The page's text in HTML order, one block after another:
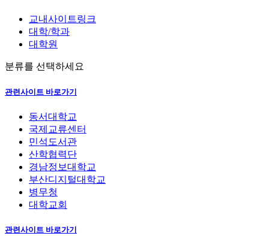
교내사이트링크
대학/학과
대학원
분류를 선택하세요
관련사이트 바로가기
동서대학교
국제교류센터
민석도서관
산학협력단
경남정보대학교
부산디지털대학교
병무청
대학교회
관련사이트 바로가기